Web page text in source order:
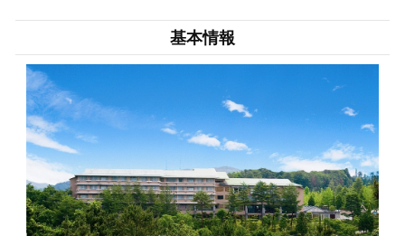
基本情報